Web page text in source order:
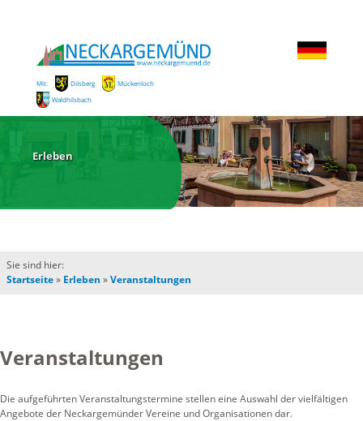
Mit: Dilsberg
Mückenloch
Waldhilsbach
Erleben
Sie sind hier:
Startseite» Erleben »Veranstaltungen
Veranstaltungen
Die aufgeführten Veranstaltungstermine stellen eine Auswahl der vielfältigen
Angebote der Neckargemünder Vereine und Organisationen dar.